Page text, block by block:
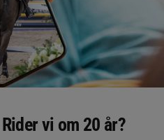
vi om 20 år?